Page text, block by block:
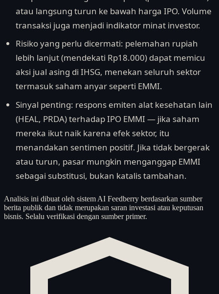
atau langsung turun ke bawah harga IPO. Volume
transaksi juga menjadi indikator minat investor.
Risiko yang perlu dicermati: pelemahan rupiah
lebih lanjut (mendekati Rp18.000) dapat memicu
aksi jual asing di IHSG, menekan seluruh sektor
termasuk saham anyar seperti EMMI.
Sinyal penting: respons emiten alat kesehatan lain
(HEAL, PRDA) terhadap IPO EMMI — jika saham
mereka ikut naik karena efek sektor, itu
menandakan sentimen positif. Jika tidak bergerak
atau turun, pasar mungkin menganggap EMMI
sebagai substitusi, bukan katalis tambahan.
Analisis ini dibuat oleh sistem AI Feedberry berdasarkan sumber
berita publik dan tidak merupakan saran investasi atau keputusan
bisnis. Selalu verifikasi dengan sumber primer.